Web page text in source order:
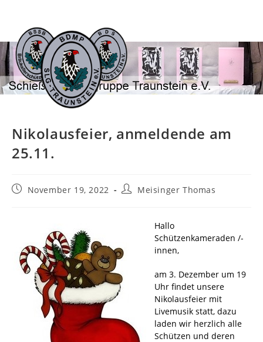
springen
Nikolausfeier, anmeldende am
25.11.
BeitragNovember 19, 2022
Beitrags-
Meisinger Thomas
Hallo
Schützenkameraden /-
innen,
am 3. Dezember um 19
Uhr findet unsere
Nikolausfeier mit
Livemusik statt, dazu
laden wir herzlich alle
Schützen und deren